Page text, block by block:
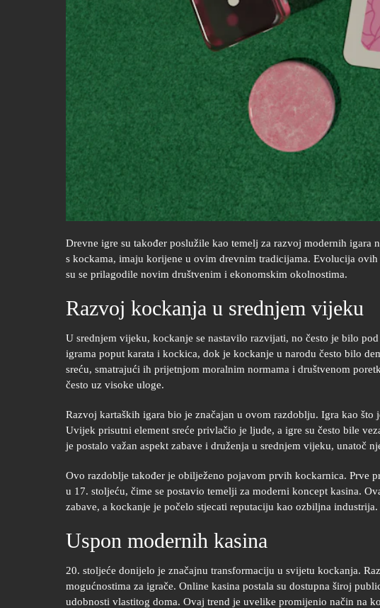
Drevne igre su također poslužile kao temelj za razvoj modernih igara
s kockama, imaju korijene u ovim drevnim tradicijama. Evolucija
su se prilagodile novim društvenim i ekonomskim okolnostima.
Razvoj kockanja u srednjem vijeku
U srednjem vijeku, kockanje se nastavilo razvijati, no često je bilo
igrama poput karata i kockica, dok je kockanje u narodu često bilo
sreću, smatrajući ih prijetnjom moralnim normama i društvenom
često uz visoke uloge.
Razvoj kartaških igara bio je značajan u ovom razdoblju. Igra kao
Uvijek prisutni element sreće privlačio je ljude, a igre su često bile
je postalo važan aspekt zabave i druženja u srednjem vijeku, unatoč
Ovo razdoblje također je obilježeno pojavom prvih kockarnica. Prve
u 17. stoljeću, čime se postavio temelji za moderni koncept kasina.
zabave, a kockanje je počelo stjecati reputaciju kao ozbiljna industrija.
Uspon modernih kasina
20. stoljeće donijelo je značajnu transformaciju u svijetu kockanja.
mogućnostima za igrače. Online kasina postala su dostupna široj
udobnosti vlastitog doma. Ovaj trend je uvelike promijenio način na